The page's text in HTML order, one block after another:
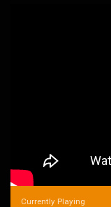
Currently Playing